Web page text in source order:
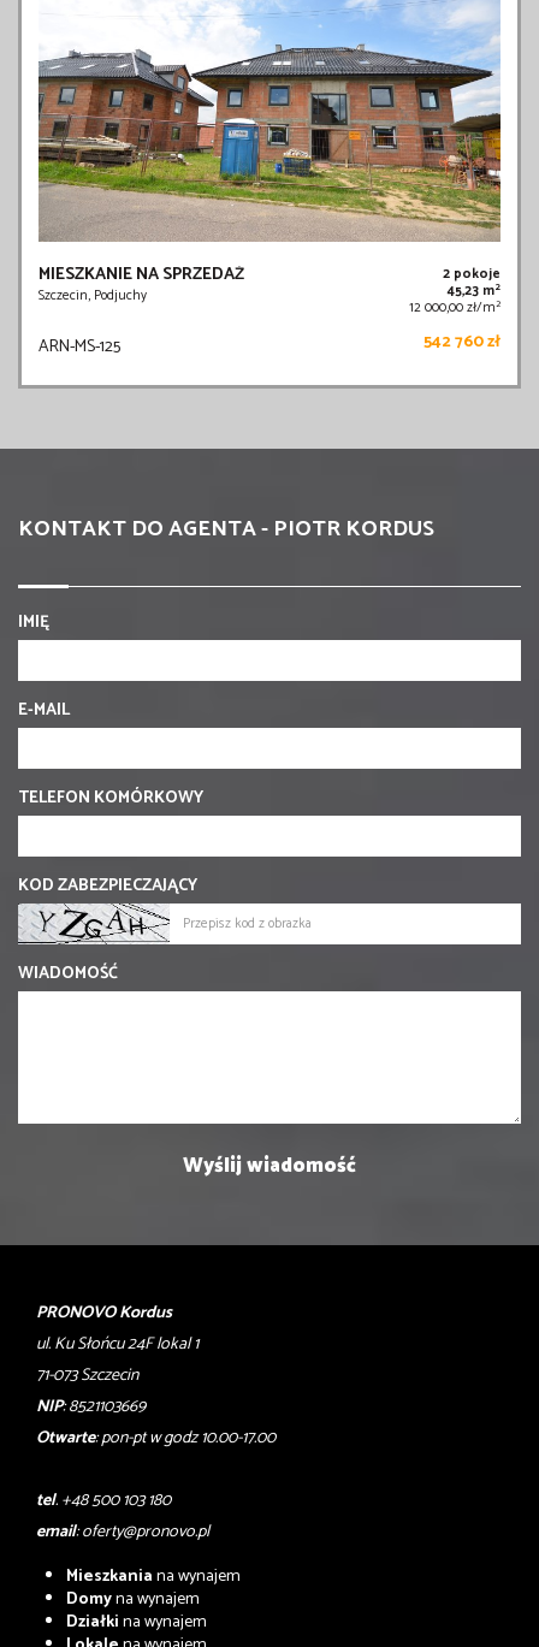
MIESZKANIE NA SPRZEDAŻ
Szczecin, Podjuchy
2 pokoje
45,23 m2
12 000,00 zł/m2
ARN-MS-125 542 760 zł
KONTAKT DO AGENTA - PIOTR KORDUS
IMIĘ
E-MAIL
TELEFON KOMÓRKOWY
KOD ZABEZPIECZAJĄCY
WIADOMOŚĆ
PRONOVO Kordus
ul. Ku Słońcu 24F lokal 1
71-073 Szczecin
NIP: 8521103669
Otwarte: pon-pt w godz 10.00-17.00
tel. +48 500 103 180
email:oferty@pronovo.pl
Mieszkaniana wynajem
Domyna wynajem
Działkina wynajem